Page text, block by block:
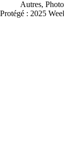
Autres,
Protégé : 2025